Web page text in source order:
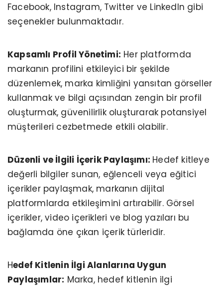
Facebook, Instagram, Twitter ve LinkedIn gibi
seçenekler bulunmaktadır.
Kapsamlı Profil Yönetimi: Her platformda
markanın profilini etkileyici bir şekilde
düzenlemek, marka kimliğini yansıtan görseller
kullanmak ve bilgi açısından zengin bir profil
oluşturmak, güvenilirlik oluşturarak potansiyel
müşterileri cezbetmede etkili olabilir.
Düzenli ve İlgili İçerik Paylaşımı: Hedef kitleye
değerli bilgiler sunan, eğlenceli veya eğitici
içerikler paylaşmak, markanın dijital
platformlarda etkileşimini artırabilir. Görsel
içerikler, video içerikleri ve blog yazıları bu
bağlamda öne çıkan içerik türleridir.
Hedef Kitlenin İlgi Alanlarına Uygun
Paylaşımlar: Marka, hedef kitlenin ilgi